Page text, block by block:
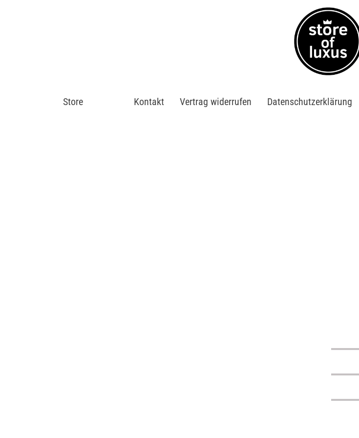
Store Kontakt Vertrag widerrufen Datenschutzerklärung